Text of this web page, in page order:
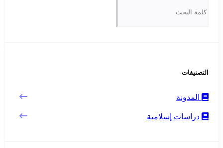
التصنيفات
المدونة
دراسات إسلامية